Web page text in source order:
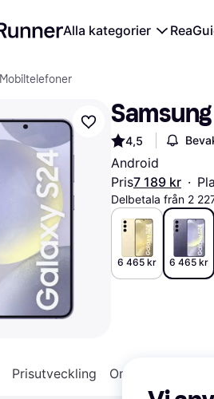
Alla kategorier Rea
Mobiltelefoner
4,5
Android
Pris7 189 kr ·
Delbetala från 2
6 465 kr 6 465 kr
Prisutveckling Om produkten